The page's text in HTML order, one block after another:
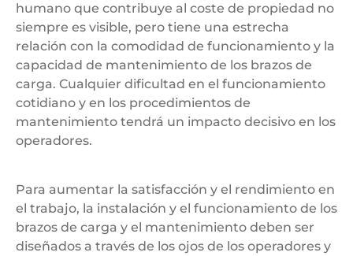
humano que contribuye al coste de propiedad no
siempre es visible, pero tiene una estrecha
relación con la comodidad de funcionamiento y la
capacidad de mantenimiento de los brazos de
carga. Cualquier dificultad en el funcionamiento
cotidiano y en los procedimientos de
mantenimiento tendrá un impacto decisivo en los
operadores.
Para aumentar la satisfacción y el rendimiento en
el trabajo, la instalación y el funcionamiento de los
brazos de carga y el mantenimiento deben ser
diseñados a través de los ojos de los operadores y